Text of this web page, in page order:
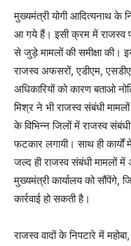
मुख्यमंत्री योगी आदित्यनाथ के
आ गये हैं। इसी क्रम में राजस्व
से जुड़े मामलों की समीक्षा की।
राजस्व अफसरों, एडीएम,
अधिकारियों को कारण बताओ
मिश्र ने भी राजस्व संबंधी
के विभिन्न जिलों में राजस्व
फटकार लगायी। साथ ही
जल्द ही राजस्व संबंधी मामलों में
मुख्यमंत्री कार्यालय को सौंपेंगे,
कार्रवाई हो सकती है।
राजस्व वादों के निपटारे में